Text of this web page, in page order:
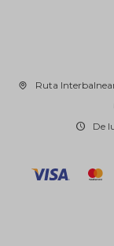
Ruta
De